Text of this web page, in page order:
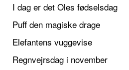
I dag er det Oles fødselsdag
Puff den magiske drage
Elefantens vuggevise
Regnvejrsdag i november